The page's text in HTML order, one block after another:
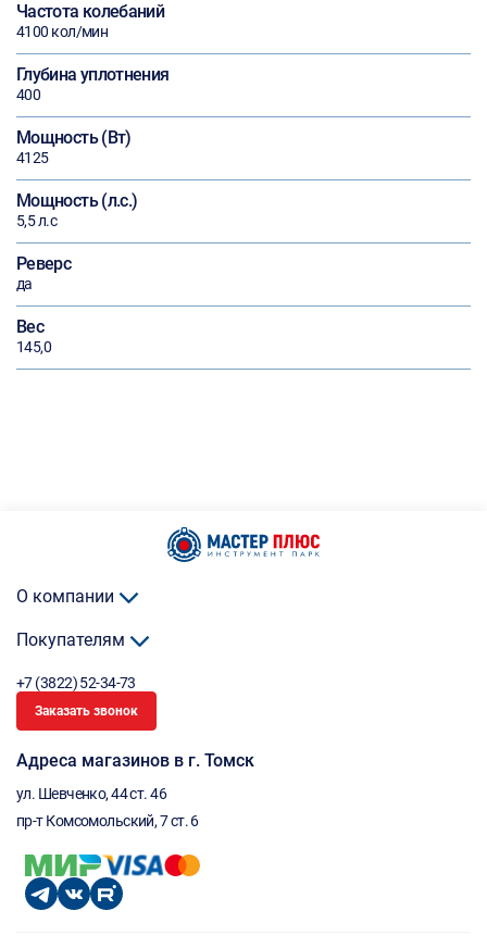
Частота колебаний
4100 кол/мин
Глубина уплотнения
400
Мощность (Вт)
4125
Мощность (л.с.)
5,5 л.с
Реверс
да
Вес
145,0
О компании
Покупателям
+7 (3822) 52-34-73
Заказать звонок
Адреса магазинов в г. Томск
ул. Шевченко, 44 ст. 46
пр-т Комсомольский, 7 ст. 6